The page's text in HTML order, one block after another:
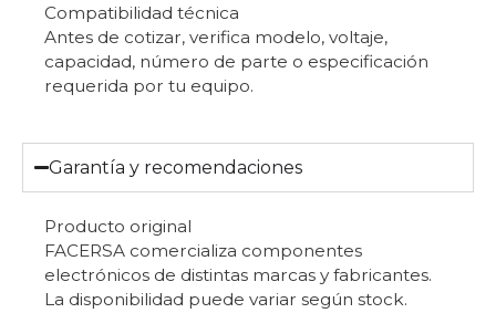
Compatibilidad técnica
Antes de cotizar, verifica modelo, voltaje,
capacidad, número de parte o especificación
requerida por tu equipo.
Garantía y recomendaciones
Producto original
FACERSA comercializa componentes
electrónicos de distintas marcas y fabricantes.
La disponibilidad puede variar según stock.